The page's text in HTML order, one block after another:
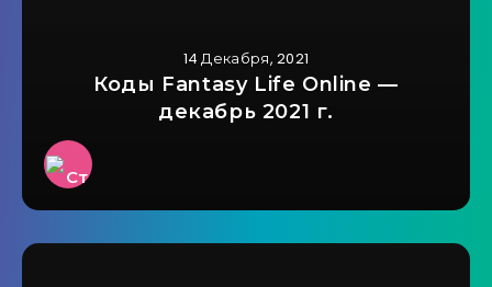
14 Декабря, 2021
Коды Fantasy Life Online —
декабрь 2021 г.